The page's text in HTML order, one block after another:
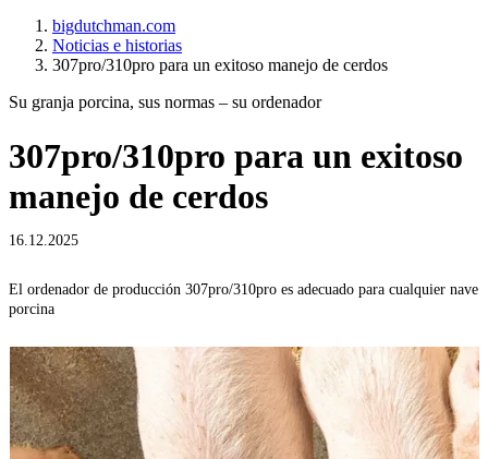
bigdutchman.com
Noticias e historias
307pro/310pro para un exitoso manejo de cerdos
Su granja porcina, sus normas – su ordenador
307pro/310pro para un exitoso
manejo de cerdos
16.12.2025
El ordenador de producción 307pro/310pro es adecuado para cualquier nave
porcina